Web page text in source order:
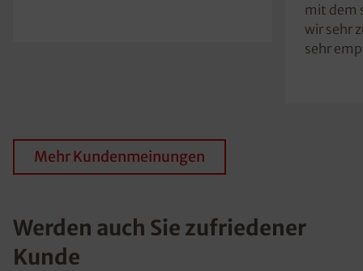
mit dem
wir sehr
sehr
Mehr Kundenmeinungen
Werden auch Sie zufriedener
Kunde